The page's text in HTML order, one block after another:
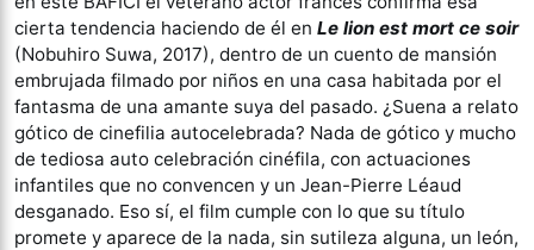
cierta tendencia haciendo de él en Le lion est mort ce soir
(Nobuhiro Suwa, 2017), dentro de un cuento de mansión
embrujada filmado por niños en una casa habitada por el
fantasma de una amante suya del pasado. ¿Suena a relato
gótico de cinefilia autocelebrada? Nada de gótico y mucho
de tediosa auto celebración cinéfila, con actuaciones
infantiles que no convencen y un Jean-Pierre Léaud
desganado. Eso sí, el film cumple con lo que su título
promete y aparece de la nada, sin sutileza alguna, un león,